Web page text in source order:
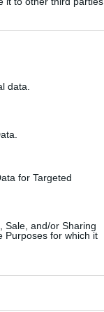
data.
for Targeted
Sale, and/or Sharing
Purposes for which it
por precaución,
dolencias
piedra de toque
con vistas
aficionados de
candidatos a la
ante el
donde espera